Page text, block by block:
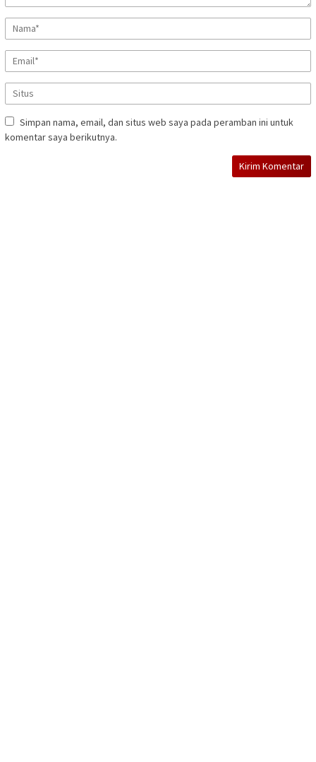
Simpan nama, email, dan situs web saya pada peramban ini untuk
komentar saya berikutnya.